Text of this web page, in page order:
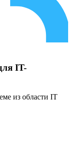
IT-
из области IT